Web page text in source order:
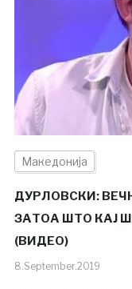
Македонија
ДУРЛОВСКИ:
ЗАТОА ШТО КАЈ
(ВИДЕО)
8.September.2019